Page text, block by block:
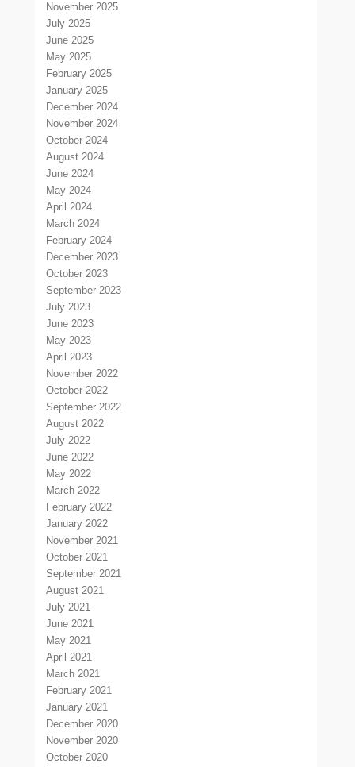
November 2025
July 2025
June 2025
May 2025
February 2025
January 2025
December 2024
November 2024
October 2024
August 2024
June 2024
May 2024
April 2024
March 2024
February 2024
December 2023
October 2023
September 2023
July 2023
June 2023
May 2023
April 2023
November 2022
October 2022
September 2022
August 2022
July 2022
June 2022
May 2022
March 2022
February 2022
January 2022
November 2021
October 2021
September 2021
August 2021
July 2021
June 2021
May 2021
April 2021
March 2021
February 2021
January 2021
December 2020
November 2020
October 2020